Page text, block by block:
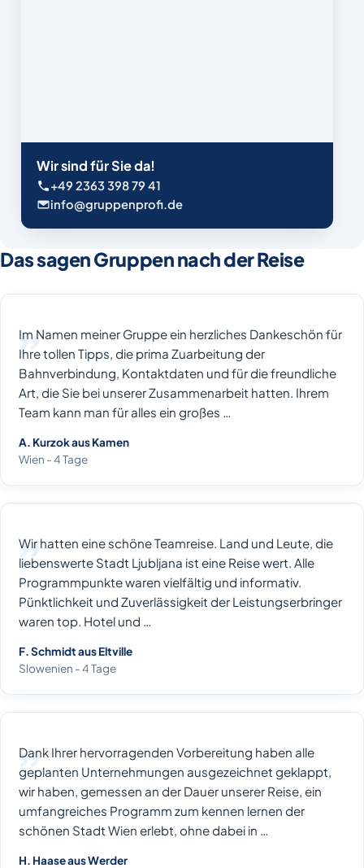
Wir sind für Sie da!
+49 2363 398 79 41
info@gruppenprofi.de
Das sagen Gruppen nach der Reise
Im Namen meiner Gruppe ein herzliches Dankeschön für
Ihre tollen Tipps, die prima Zuarbeitung der
Bahnverbindung, Kontaktdaten und für die freundliche
Art, die Sie bei unserer Zusammenarbeit hatten. Ihrem
Team kann man für alles ein großes …
A. Kurzok aus Kamen
Wien - 4 Tage
Wir hatten eine schöne Teamreise. Land und Leute, die
liebenswerte Stadt Ljubljana ist eine Reise wert. Alle
Programmpunkte waren vielfältig und informativ.
Pünktlichkeit und Zuverlässigkeit der Leistungserbringer
waren top. Hotel und …
F. Schmidt aus Eltville
Slowenien - 4 Tage
Dank Ihrer hervorragenden Vorbereitung haben alle
geplanten Unternehmungen ausgezeichnet geklappt,
wir haben, gemessen an der Dauer unserer Reise, ein
umfangreiches Programm zum kennen lernen der
schönen Stadt Wien erlebt, ohne dabei in …
H. Haase aus Werder